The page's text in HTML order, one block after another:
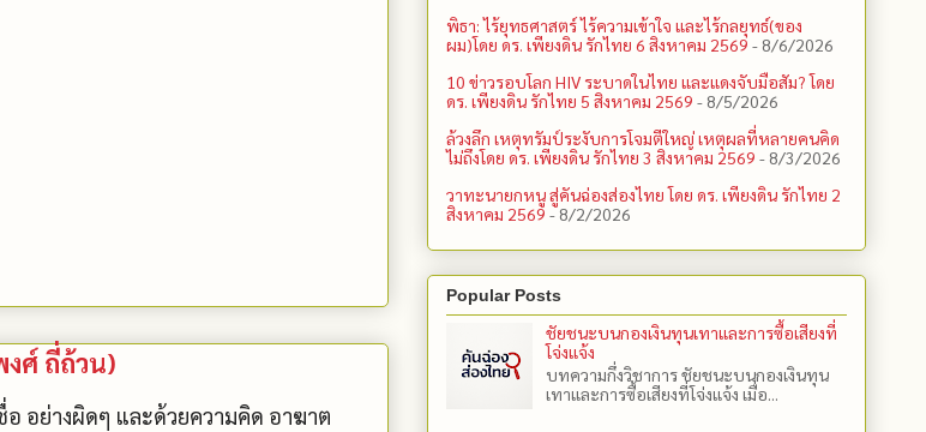
ศ์ ถี่ถ้วน)
อย่างผิดๆ และด้วยความคิด อาฆาต
พิธา: ไร้ยุทธศาสตร์ ไร้ความเข้าใจ และไร้กลยุทธ์(ของ
ผม)โดย ดร. เพียงดิน รักไทย 6 สิงหาคม 2569 - 8/6/2026
10 ข่าวรอบโลก HIV ระบาดในไทย และแดงจับมือสัม? โดย
ดร. เพียงดิน รักไทย 5 สิงหาคม 2569 - 8/5/2026
ล้วงลึก เหตุทรัมป์ระงับการโจมตีใหญ่ เหตุผลที่หลายคนคิด
ไม่ถึงโดย ดร. เพียงดิน รักไทย 3 สิงหาคม 2569 - 8/3/2026
วาทะนายกหนู สู่คันฉ่องส่องไทย โดย ดร. เพียงดิน รักไทย 2
สิงหาคม 2569 - 8/2/2026
Popular Posts
ชัยชนะบนกองเงินทุนเทาและการซื้อเสียงที่
โจ่งแจ้ง
บทความกึ่งวิชาการ ชัยชนะบนกองเงินทุน
เทาและการซื้อเสียงที่โจ่งแจ้ง เมื่อ...